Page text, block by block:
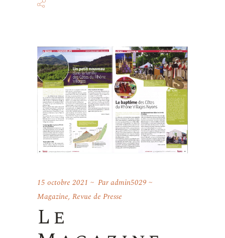
15 octobre 2021 Paradmin5029
Magazine, Revue de Presse
Le